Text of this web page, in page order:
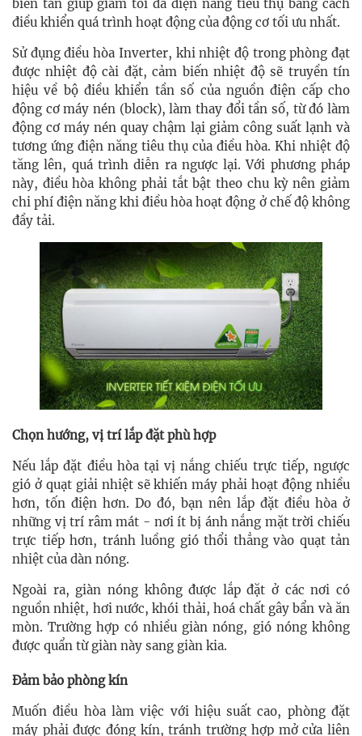
biến tần giúp giảm tối đa điện năng tiêu thụ bằng cách
điều khiển quá trình hoạt động của động cơ tối ưu nhất.
Sử đụng điều hòa Inverter, khi nhiệt độ trong phòng đạt
được nhiệt độ cài đặt, cảm biến nhiệt độ sẽ truyền tín
hiệu về bộ điều khiển tần số của nguồn điện cấp cho
động cơ máy nén (block), làm thay đổi tần số, từ đó làm
động cơ máy nén quay chậm lại giảm công suất lạnh và
tương ứng điện năng tiêu thụ của điều hòa. Khi nhiệt độ
tăng lên, quá trình diễn ra ngược lại. Với phương pháp
này, điều hòa không phải tắt bật theo chu kỳ nên giảm
chi phí điện năng khi điều hòa hoạt động ở chế độ không
đầy tải.
Chọn hướng, vị trí lắp đặt phù hợp
Nếu lắp đặt điều hòa tại vị nắng chiếu trực tiếp, ngược
gió ở quạt giải nhiệt sẽ khiến máy phải hoạt động nhiều
hơn, tốn điện hơn. Do đó, bạn nên lắp đặt điều hòa ở
những vị trí râm mát - nơi ít bị ánh nắng mặt trời chiếu
trực tiếp hơn, tránh luồng gió thổi thẳng vào quạt tản
nhiệt của dàn nóng.
Ngoài ra, giàn nóng không được lắp đặt ở các nơi có
nguồn nhiệt, hơi nước, khói thải, hoá chất gây bẩn và ăn
mòn. Trường hợp có nhiều giàn nóng, gió nóng không
được quẩn từ giàn này sang giàn kia.
Đảm bảo phòng kín
Muốn điều hòa làm việc với hiệu suất cao, phòng đặt
máy phải được đóng kín, tránh trường hợp mở cửa liên